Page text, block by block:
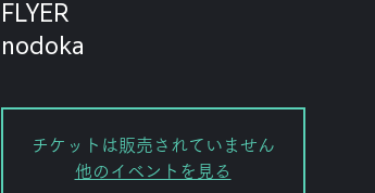
FLYER
nodoka
チケットは販売されていません
他のイベントを見る